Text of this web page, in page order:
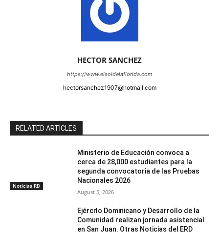
HECTOR SANCHEZ
https://www.elsoldelaflorida.com
hectorsanchez1907@hotmail.com
RELATED ARTICLES
Noticias RD
Ministerio de Educación convoca a
cerca de 28,000 estudiantes para la
segunda convocatoria de las Pruebas
Nacionales 2026
August 5, 2026
Ejército Dominicano y Desarrollo de la
Comunidad realizan jornada asistencial
en San Juan. Otras Noticias del ERD